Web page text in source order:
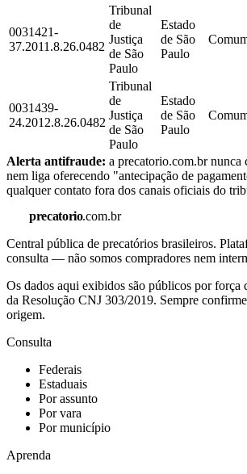
0031421-
37.2011.8.26.0482
Tribunal
de
Justiça
de São
Paulo
Estado
de São
Paulo
0031439-
24.2012.8.26.0482
Tribunal
de
Justiça
de São
Paulo
Estado
de São
Paulo
Alerta antifraude: a precatorio.com.br nunca
nem liga oferecendo "antecipação de
qualquer contato fora dos canais oficiais do
precatorio.com.br
Central pública de precatórios brasileiros.
consulta — não somos compradores nem
Os dados aqui exibidos são públicos por força
da Resolução CNJ 303/2019. Sempre
origem.
Consulta
Federais
Estaduais
Por assunto
Por vara
Por município
Aprenda